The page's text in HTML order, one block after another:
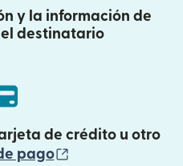
y la información de
destinatario
de crédito u otro
pago